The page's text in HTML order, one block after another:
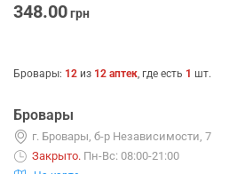
348.00грн
Бровары: 12 из 12 аптек, где есть 1 шт.
Бровары
г. Бровары, б-р Независимости, 7
Закрыто. Пн-Вс: 08:00-21:00